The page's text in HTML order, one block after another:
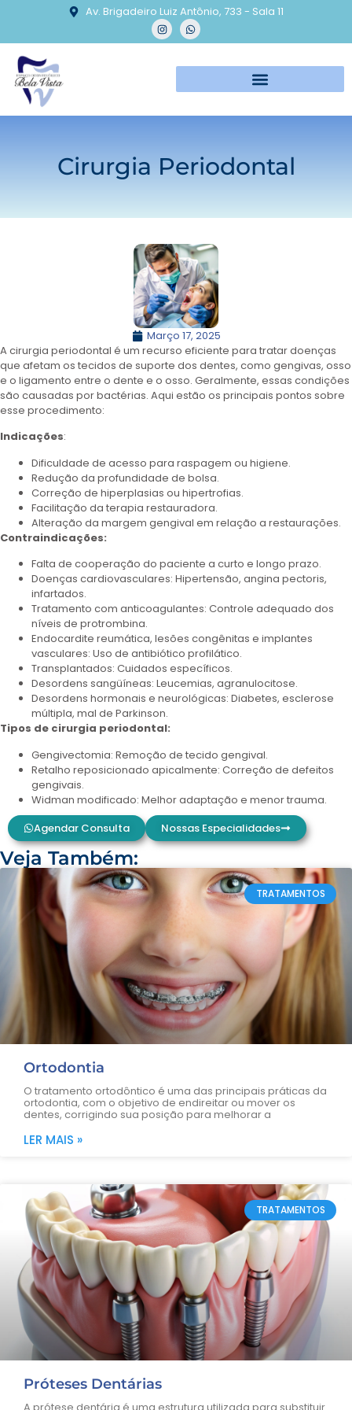
Av. Brigadeiro Luiz Antônio, 733 - Sala 11
Cirurgia Periodontal
Março 17, 2025
A cirurgia periodontal é um recurso eficiente para tratar doenças
que afetam os tecidos de suporte dos dentes, como gengivas, osso
e o ligamento entre o dente e o osso. Geralmente, essas condições
são causadas por bactérias. Aqui estão os principais pontos sobre
esse procedimento:
Indicações:
Dificuldade de acesso para raspagem ou higiene.
Redução da profundidade de bolsa.
Correção de hiperplasias ou hipertrofias.
Facilitação da terapia restauradora.
Alteração da margem gengival em relação a restaurações.
Contraindicações:
Falta de cooperação do paciente a curto e longo prazo.
Doenças cardiovasculares: Hipertensão, angina pectoris,
infartados.
Tratamento com anticoagulantes: Controle adequado dos
níveis de protrombina.
Endocardite reumática, lesões congênitas e implantes
vasculares: Uso de antibiótico profilático.
Transplantados: Cuidados específicos.
Desordens sangüíneas: Leucemias, agranulocitose.
Desordens hormonais e neurológicas: Diabetes, esclerose
múltipla, mal de Parkinson.
Tipos de cirurgia periodontal:
Gengivectomia: Remoção de tecido gengival.
Retalho reposicionado apicalmente: Correção de defeitos
gengivais.
Widman modificado: Melhor adaptação e menor trauma.
Agendar Consulta
Nossas Especialidades
Veja Também:
TRATAMENTOS
Ortodontia
O tratamento ortodôntico é uma das principais práticas da
ortodontia, com o objetivo de endireitar ou mover os
dentes, corrigindo sua posição para melhorar a
LER MAIS »
TRATAMENTOS
Próteses Dentárias
A prótese dentária é uma estrutura utilizada para substituir